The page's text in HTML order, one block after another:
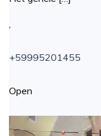
+59995201455
Open